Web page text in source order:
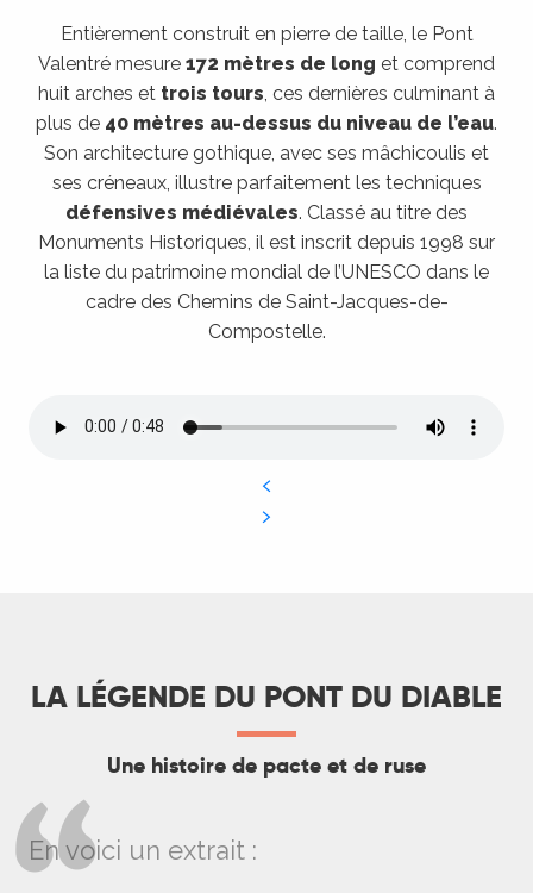
Entièrement construit en pierre de taille, le Pont
Valentré mesure 172 mètres de long et comprend
huit arches et trois tours , ces dernières culminant à
plus de 40 mètres au-dessus du niveau de l’eau.
Son architecture gothique, avec ses mâchicoulis et
ses créneaux, illustre parfaitement les techniques
défensives médiévales. Classé au titre des
Monuments Historiques, il est inscrit depuis 1998 sur
la liste du patrimoine mondial de l’UNESCO dans le
cadre des Chemins de Saint-Jacques-de-
Compostelle.
LA LÉGENDE DU PONT DU DIABLE
Une histoire de pacte et de ruse
En voici un extrait :